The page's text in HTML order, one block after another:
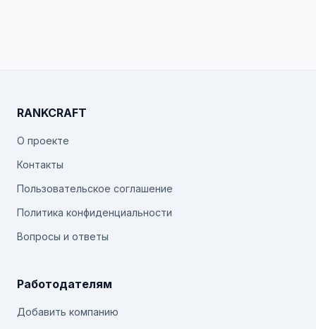
RANKCRAFT
О проекте
Контакты
Пользовательское соглашение
Политика конфиденциальности
Вопросы и ответы
Работодателям
Добавить компанию